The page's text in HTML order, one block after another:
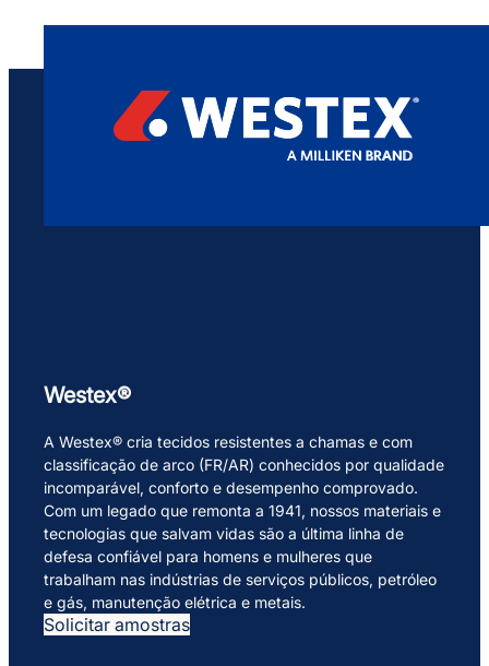
Westex®
A Westex® cria tecidos resistentes a chamas e com
classificação de arco (FR/AR) conhecidos por qualidade
incomparável, conforto e desempenho comprovado.
Com um legado que remonta a 1941, nossos materiais e
tecnologias que salvam vidas são a última linha de
defesa confiável para homens e mulheres que
trabalham nas indústrias de serviços públicos, petróleo
e gás, manutenção elétrica e metais.
Solicitar amostras